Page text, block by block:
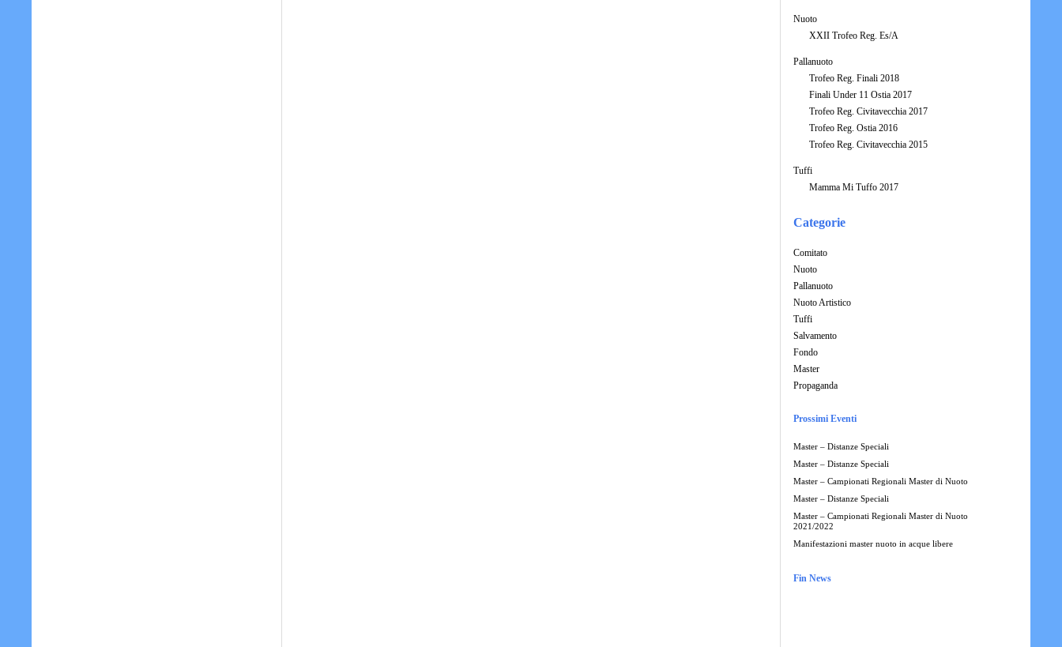
Nuoto
XXII Trofeo Reg. Es/A
Pallanuoto
Trofeo Reg. Finali 2018
Finali Under 11 Ostia 2017
Trofeo Reg. Civitavecchia 2017
Trofeo Reg. Ostia 2016
Trofeo Reg. Civitavecchia 2015
Tuffi
Mamma Mi Tuffo 2017
Categorie
Comitato
Nuoto
Pallanuoto
Nuoto Artistico
Tuffi
Salvamento
Fondo
Master
Propaganda
Prossimi Eventi
Master – Distanze Speciali
Master – Distanze Speciali
Master – Campionati Regionali Master di Nuoto
Master – Distanze Speciali
Master – Campionati Regionali Master di Nuoto
2021/2022
Manifestazioni master nuoto in acque libere
Fin News